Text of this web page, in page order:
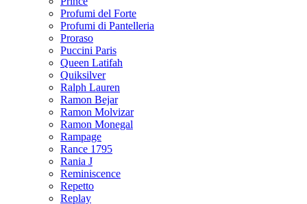
Profumi del Forte
Profumi di Pantelleria
Proraso
Puccini Paris
Queen Latifah
Quiksilver
Ralph Lauren
Ramon Bejar
Ramon Molvizar
Ramon Monegal
Rampage
Rance 1795
Rania J
Reminiscence
Repetto
Replay